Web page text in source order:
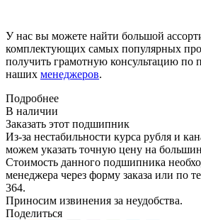
У нас вы можете найти большой
комплектующих самых популярных
получить грамотную консультацию по
наших менеджеров.
Подробнее
В наличии
Заказать этот подшипник
Из-за нестабильности курса рубля и
можем указать точную цену на
Стоимость данного подшипника
менеджера через форму заказа или по
364.
Приносим извинения за неудобства.
Поделиться